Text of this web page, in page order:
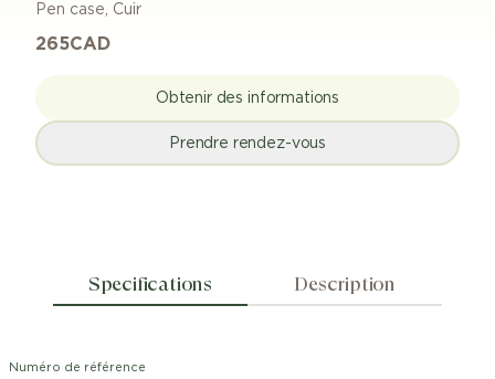
Pen case, Cuir
265CAD
Obtenir des informations
Prendre rendez-vous
Specifications Description
Numéro de référence